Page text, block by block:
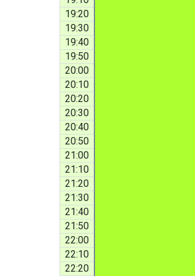
19:20
19:30
19:40
19:50
20:00
20:10
20:20
20:30
20:40
20:50
21:00
21:10
21:20
21:30
21:40
21:50
22:00
22:10
22:20